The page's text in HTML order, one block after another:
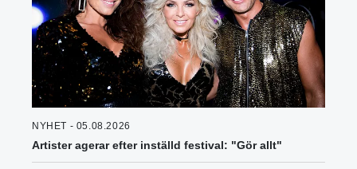
NYHET - 05.08.2026
Artister agerar efter inställd festival: "Gör allt"